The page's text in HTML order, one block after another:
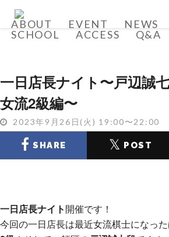
ABOUT EVENT NEWS
SCHOOL
ACCESS Q&A
一日店長ナイト〜戸辺誠
女流2級編〜
2023年9月26日(火) 19:00〜22:00
SHARE 𝕏 POST
一日店長ナイト開催です！
今回の一日店長は最近女流棋士になっ